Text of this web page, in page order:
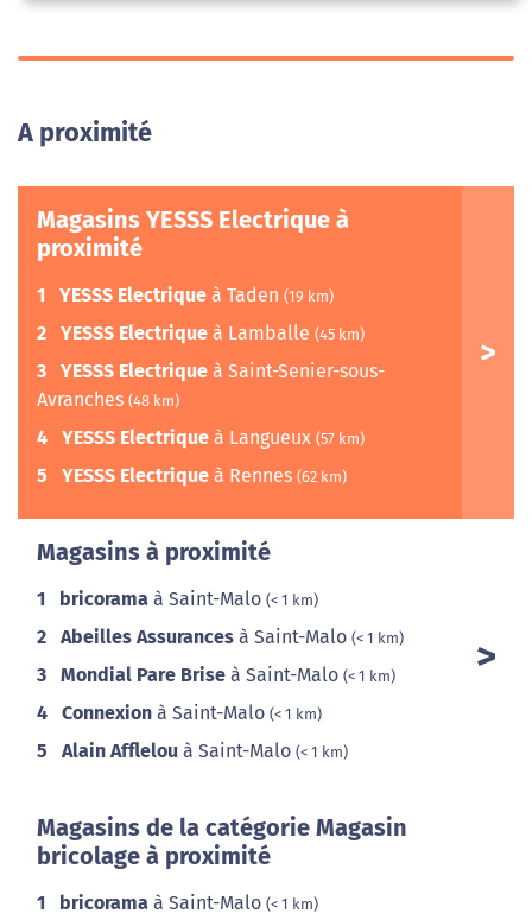
A proximité
Magasins YESSS Electrique à
proximité
1 YESSS Electrique à Taden (19 km)
2 YESSS Electrique à Lamballe (45 km)
3 YESSS Electrique à Saint-Senier-sous-
Avranches (48 km)
4 YESSS Electrique à Langueux (57 km)
5 YESSS Electrique à Rennes (62 km)
Magasins à proximité
1 bricorama à Saint-Malo (< 1 km)
2 Abeilles Assurances à Saint-Malo (< 1 km)
3 Mondial Pare Brise à Saint-Malo (< 1 km)
4 Connexion à Saint-Malo (< 1 km)
5 Alain Afflelou à Saint-Malo (< 1 km)
Magasins de la catégorie Magasin
bricolage à proximité
1 bricorama à Saint-Malo (< 1 km)